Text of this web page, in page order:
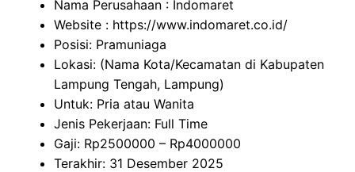
Nama Perusahaan : Indomaret
Website : https://www.indomaret.co.id/
Posisi: Pramuniaga
Lokasi: (Nama Kota/Kecamatan di Kabupaten
Lampung Tengah, Lampung)
Untuk: Pria atau Wanita
Jenis Pekerjaan: Full Time
Gaji: Rp2500000 – Rp4000000
Terakhir: 31 Desember 2025